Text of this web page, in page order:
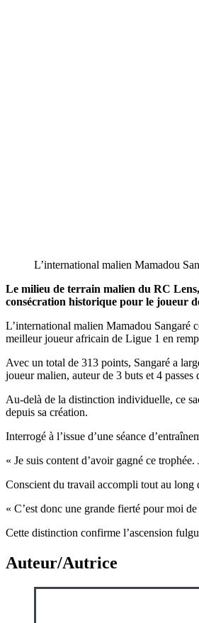
L’international malien Mamadou
Le milieu de terrain malien du RC
consécration historique pour le joueur
L’international malien Mamadou Sangaré
meilleur joueur africain de Ligue 1 en
Avec un total de 313 points, Sangaré a
joueur malien, auteur de 3 buts et 4 passes
Au-delà de la distinction individuelle, ce
depuis sa création.
Interrogé à l’issue d’une séance
« Je suis content d’avoir gagné ce
Conscient du travail accompli tout au long
« C’est donc une grande fierté pour moi
Cette distinction confirme l’ascension
Auteur/Autrice